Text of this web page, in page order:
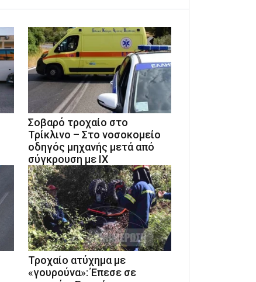
Σοβαρό τροχαίο στο
Τρίκλινο – Στο νοσοκομείο
οδηγός μηχανής μετά από
σύγκρουση με ΙΧ
Τροχαίο ατύχημα με
«γουρούνα»: Έπεσε σε